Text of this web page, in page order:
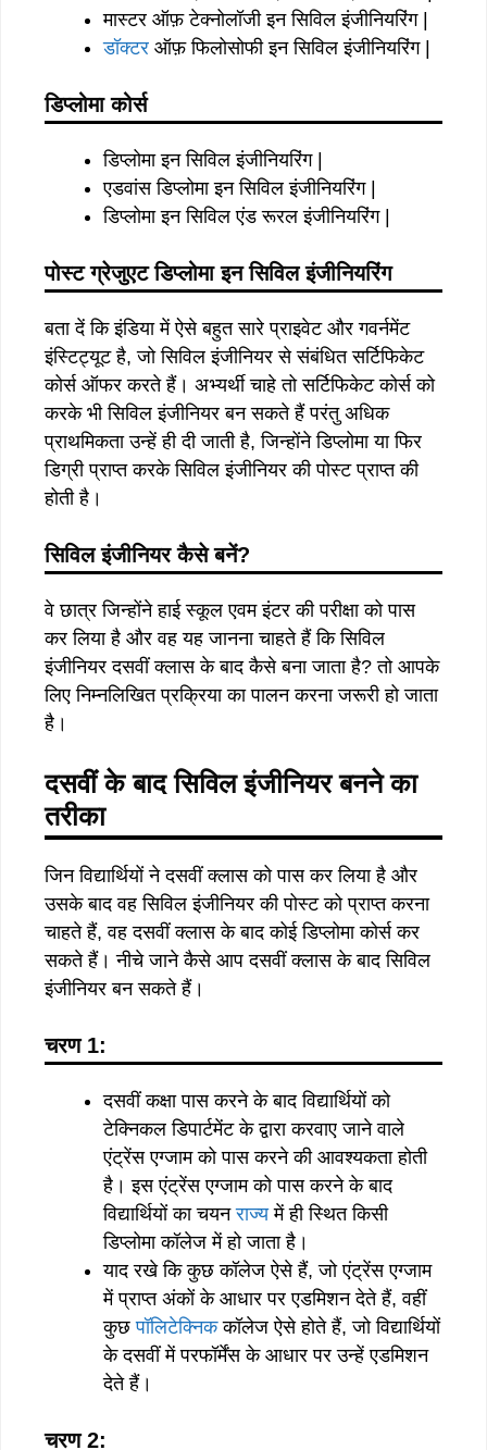
मास्टर ऑफ़ टेक्नोलॉजी इन सिविल इंजीनियरिंग |
डॉक्टर ऑफ़ फिलोसोफी इन सिविल इंजीनियरिंग |
डिप्लोमा कोर्स
डिप्लोमा इन सिविल इंजीनियरिंग |
एडवांस डिप्लोमा इन सिविल इंजीनियरिंग |
डिप्लोमा इन सिविल एंड रूरल इंजीनियरिंग |
पोस्ट ग्रेजुएट डिप्लोमा इन सिविल इंजीनियरिंग
बता दें कि इंडिया में ऐसे बहुत सारे प्राइवेट और गवर्नमेंट
इंस्टिट्यूट है, जो सिविल इंजीनियर से संबंधित सर्टिफिकेट
कोर्स ऑफर करते हैं। अभ्यर्थी चाहे तो सर्टिफिकेट कोर्स को
करके भी सिविल इंजीनियर बन सकते हैं परंतु अधिक
प्राथमिकता उन्हें ही दी जाती है, जिन्होंने डिप्लोमा या फिर
डिग्री प्राप्त करके सिविल इंजीनियर की पोस्ट प्राप्त की
होती है।
सिविल इंजीनियर कैसे बनें?
वे छात्र जिन्होंने हाई स्कूल एवम इंटर की परीक्षा को पास
कर लिया है और वह यह जानना चाहते हैं कि सिविल
इंजीनियर दसवीं क्लास के बाद कैसे बना जाता है? तो आपके
लिए निम्नलिखित प्रक्रिया का पालन करना जरूरी हो जाता
है।
दसवीं के बाद सिविल इंजीनियर बनने का
तरीका
जिन विद्यार्थियों ने दसवीं क्लास को पास कर लिया है और
उसके बाद वह सिविल इंजीनियर की पोस्ट को प्राप्त करना
चाहते हैं, वह दसवीं क्लास के बाद कोई डिप्लोमा कोर्स कर
सकते हैं। नीचे जाने कैसे आप दसवीं क्लास के बाद सिविल
इंजीनियर बन सकते हैं।
चरण 1:
दसवीं कक्षा पास करने के बाद विद्यार्थियों को
टेक्निकल डिपार्टमेंट के द्वारा करवाए जाने वाले
एंट्रेंस एग्जाम को पास करने की आवश्यकता होती
है। इस एंट्रेंस एग्जाम को पास करने के बाद
विद्यार्थियों का चयनराज्यमें ही स्थित किसी
डिप्लोमा कॉलेज में हो जाता है।
याद रखे कि कुछ कॉलेज ऐसे हैं, जो एंट्रेंस एग्जाम
में प्राप्त अंकों के आधार पर एडमिशन देते हैं, वहीं
कुछपॉलिटेक्निककॉलेज ऐसे होते हैं, जो विद्यार्थियों
के दसवीं में परफॉर्मेंस के आधार पर उन्हें एडमिशन
देते हैं।
चरण 2: